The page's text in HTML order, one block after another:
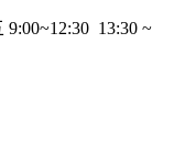
9:00~12:30 13:30 ~